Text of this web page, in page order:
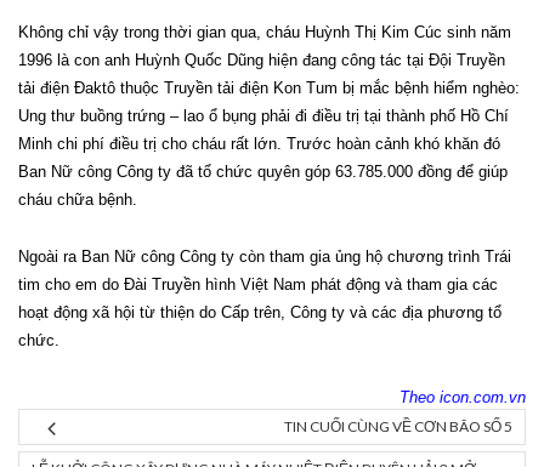
Không chỉ vậy trong thời gian qua, cháu Huỳnh Thị Kim Cúc sinh năm
1996 là con anh Huỳnh Quốc Dũng hiện đang công tác tại Đội Truyền
tải điện Đaktô thuộc Truyền tải điện Kon Tum bị mắc bệnh hiểm nghèo:
Ung thư buồng trứng – lao ổ bụng phải đi điều trị tại thành phố Hồ Chí
Minh chi phí điều trị cho cháu rất lớn. Trước hoàn cảnh khó khăn đó
Ban Nữ công Công ty đã tổ chức quyên góp 63.785.000 đồng để giúp
cháu chữa bệnh.
Ngoài ra Ban Nữ công Công ty còn tham gia ủng hộ chương trình Trái
tim cho em do Đài Truyền hình Việt Nam phát động và tham gia các
hoạt động xã hội từ thiện do Cấp trên, Công ty và các địa phương tổ
chức.
Theo icon.com.vn
TIN CUỐI CÙNG VỀ CƠN BÃO SỐ 5